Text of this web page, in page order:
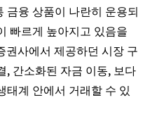
금융 상품이 나란히 운용되
빠르게 높아지고 있음을
권사에서 제공하던 시장 구
, 간소화된 자금 이동, 보다
태계 안에서 거래할 수 있